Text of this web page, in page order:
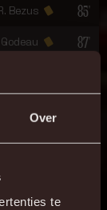
Over
te
85'
Bezus
87'